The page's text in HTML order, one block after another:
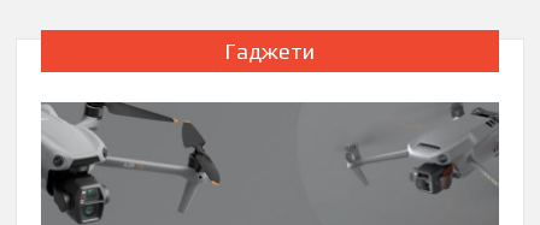
Гаджети